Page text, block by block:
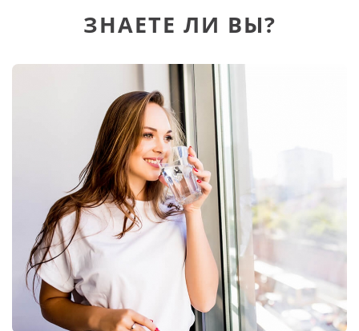
ЗНАЕТЕ ЛИ ВЫ?